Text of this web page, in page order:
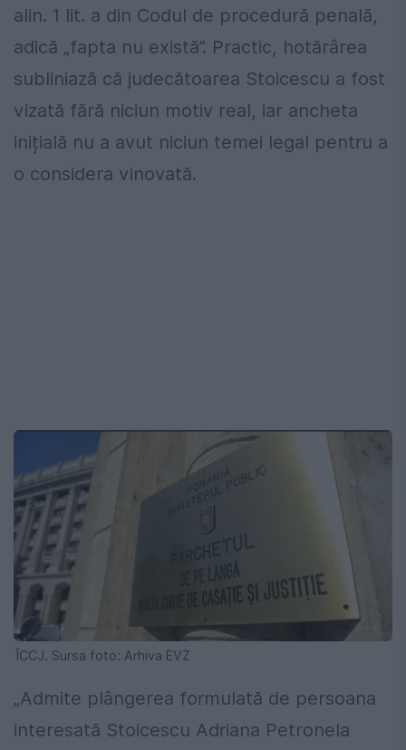
alin. 1 lit. a din Codul de procedură penală,
adică „fapta nu există”. Practic, hotărârea
subliniază că judecătoarea Stoicescu a fost
vizată fără niciun motiv real, iar ancheta
inițială nu a avut niciun temei legal pentru a
o considera vinovată.
ÎCCJ. Sursa foto: Arhiva EVZ
„Admite plângerea formulată de persoana
interesată Stoicescu Adriana Petronela